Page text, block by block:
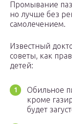
Промывание
но лучше без
самолечением.
Известный
советы, как
детей:
Обильное
кроме
будет